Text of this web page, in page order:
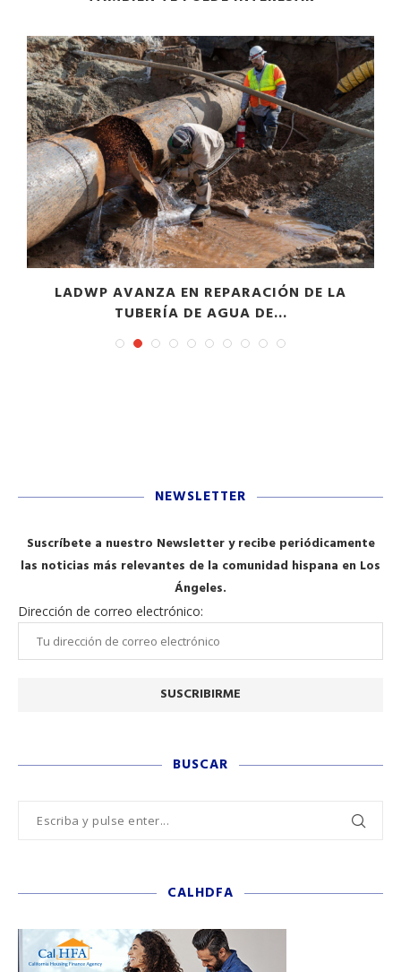
LADWP AVANZA EN REPARACIÓN DE LA
TUBERÍA DE AGUA DE...
NEWSLETTER
Suscríbete a nuestro Newsletter y recibe periódicamente
las noticias más relevantes de la comunidad hispana en Los
Ángeles.
Dirección de correo electrónico:
BUSCAR
CALHDFA